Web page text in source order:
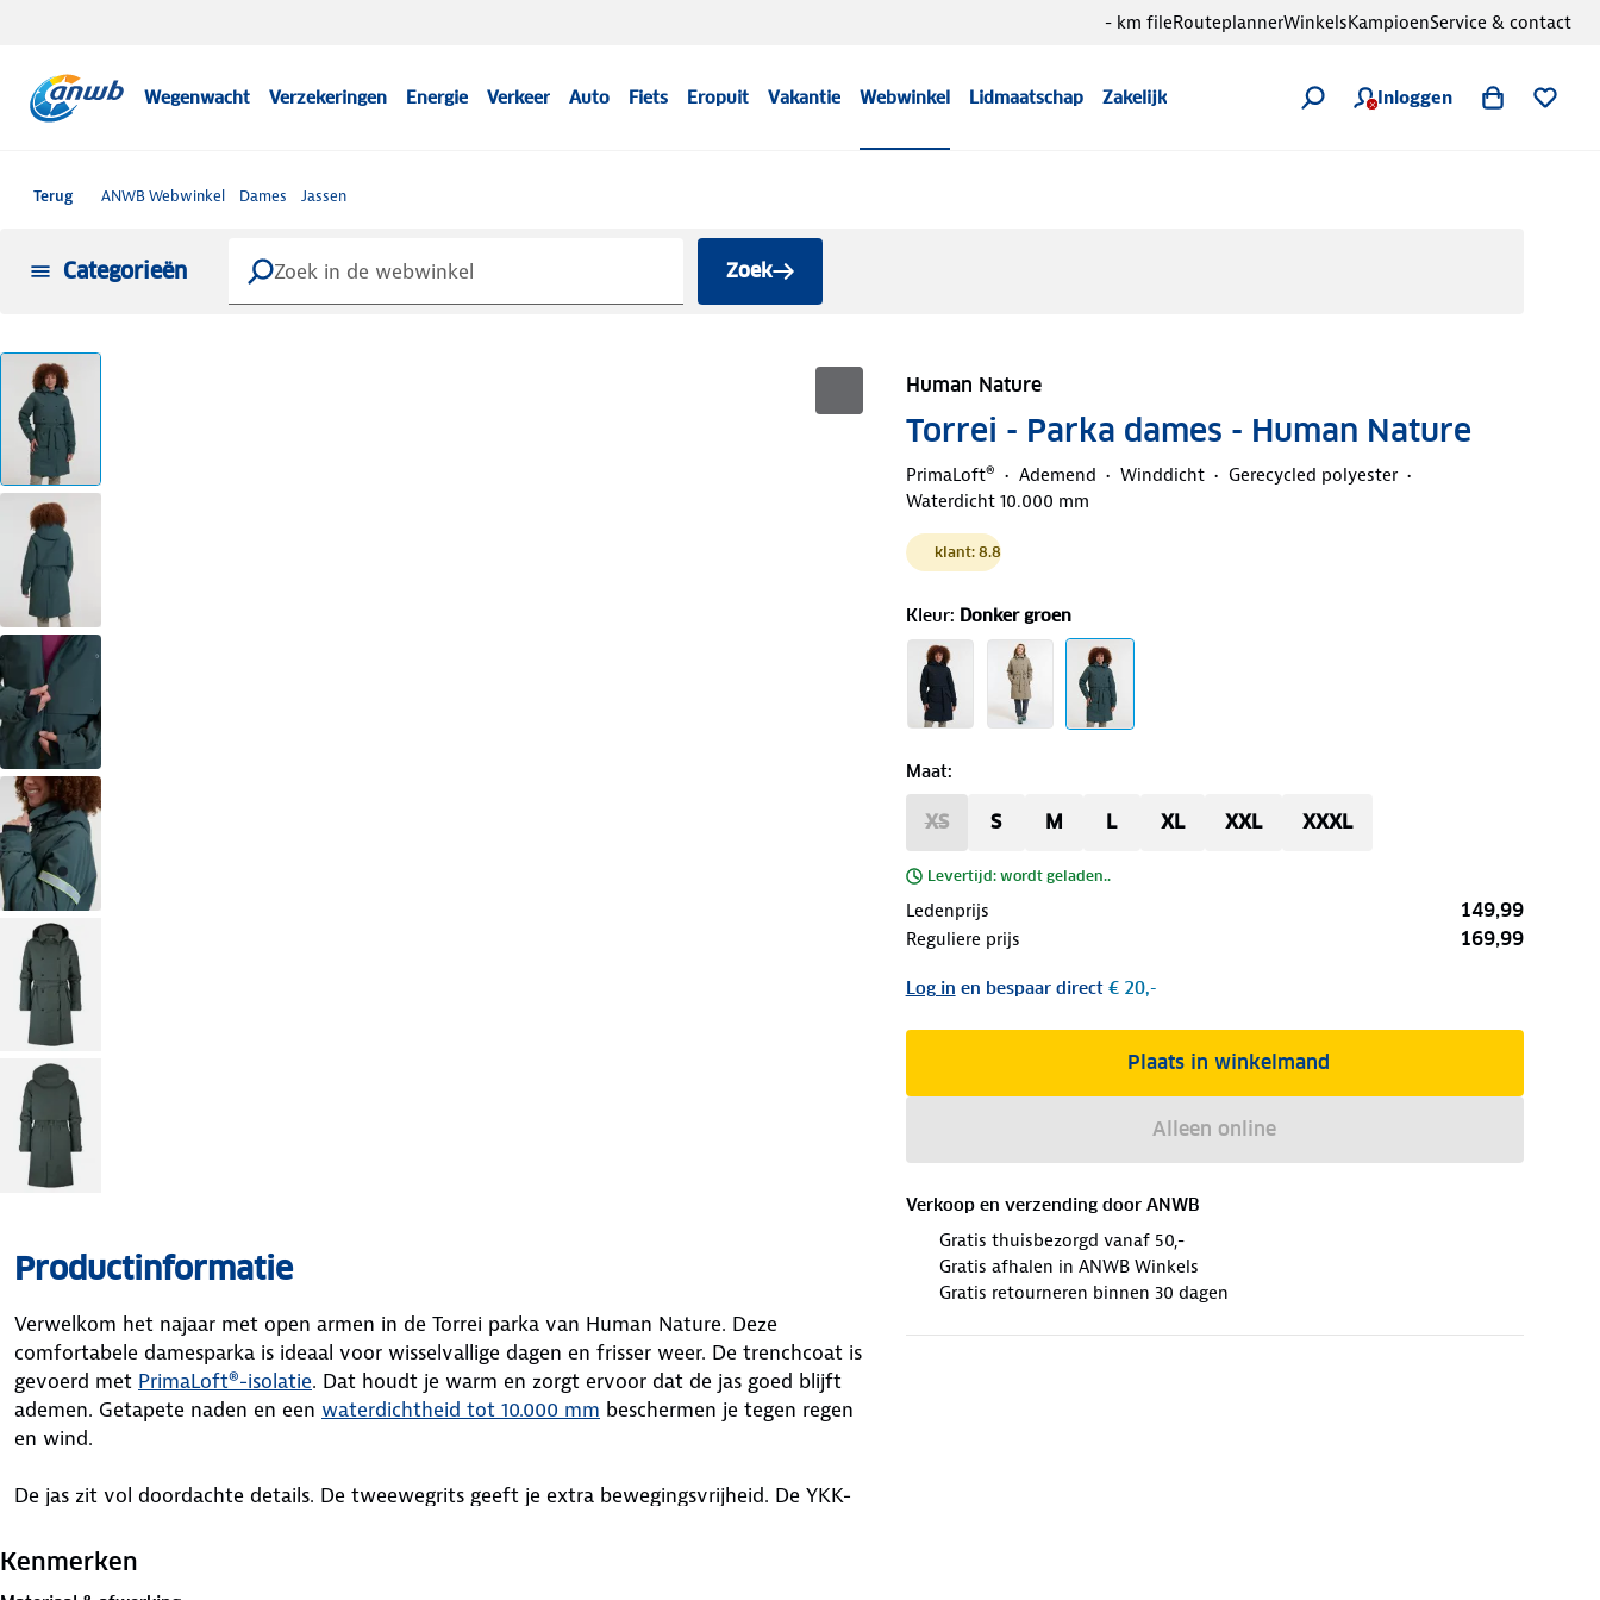
Wegenwacht Verzekeringen Energie Verkeer Auto Fiets Eropuit Vakantie Webwinkel Lidmaatschap Zakelijk Inloggen
- km fileRouteplannerWinkelsKampioenService & contact
Terug ANWB Webwinkel Dames Jassen
Categorieën Zoek
Human Nature
Torrei - Parka dames - Human Nature
PrimaLoft® Ademend Winddicht
Gerecycled polyester
Waterdicht 10.000 mm
klant: 8.8
Kleur: Donker groen
Maat:
XS S M L XL XXL XXXL
Levertijd: wordt geladen..
Ledenprijs 149,99
Reguliere prijs 169,99
Log in en bespaar direct€ 20,-
Plaats in winkelmand
Alleen online
Verkoop en verzending door ANWB
Gratis thuisbezorgd vanaf 50,-
Gratis afhalen in ANWB Winkels
Gratis retourneren binnen 30 dagen
Productinformatie
Verwelkom het najaar met open armen in de Torrei parka van Human Nature. Deze
comfortabele damesparka is ideaal voor wisselvallige dagen en frisser weer. De trenchcoat is
gevoerd met PrimaLoft®-isolatie. Dat houdt je warm en zorgt ervoor dat de jas goed blijft
ademen. Getapete naden en een waterdichtheid tot 10.000 mm beschermen je tegen regen
en wind.
De jas zit vol doordachte details. De tweewegrits geeft je extra bewegingsvrijheid. De YKK-
capuchon eraf. Met de riem kun je de parka mooi tailleren.
Kenmerken